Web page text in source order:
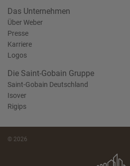
Das Unternehmen
Über Weber
Presse
Karriere
Logos
Die Saint-Gobain Gruppe
Saint-Gobain Deutschland
Isover
Rigips
© 2026